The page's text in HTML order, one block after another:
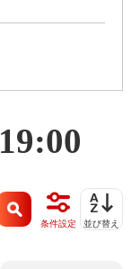
19:00
条件設定 並び替え